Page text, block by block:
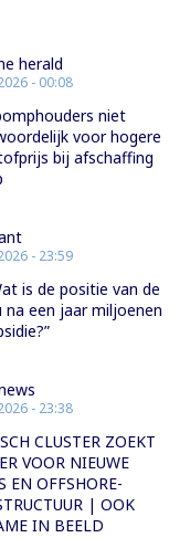
herald
- 00:08
niet
voor hogere
bij afschaffing
- 23:59
is de positie van de
na een jaar miljoenen
- 23:38
CLUSTER ZOEKT
VOOR NIEUWE
EN OFFSHORE-
| OOK
IN BEELD